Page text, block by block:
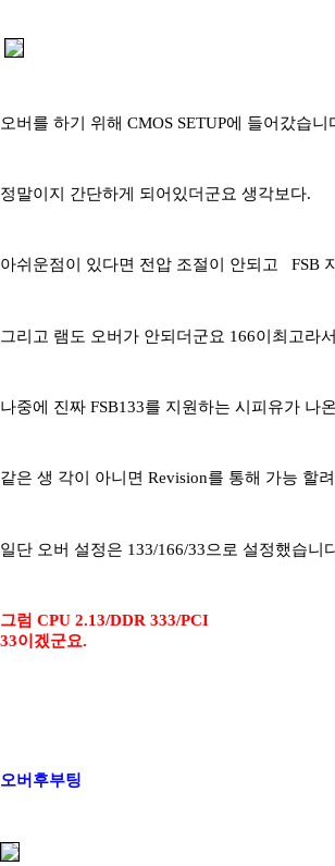
오버를 하기 위해 CMOS SETUP에 들어갔습니
정말이지 간단하게 되어있더군요 생각보다.
아쉬운점이 있다면 전압 조절이 안되고 FSB
그리고 램도 오버가 안되더군요 166이최고라
나중에 진짜 FSB133를 지원하는 시피유가 나
같은 생 각이 아니면 Revision를 통해 가능 할
일단 오버 설정은 133/166/33으로 설정했습니
그럼 CPU 2.13/DDR 333/PCI
33이겠군요.
오버후부팅